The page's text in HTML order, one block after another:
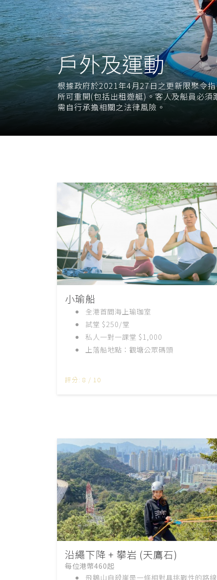
戶外及運動
根據政府於2021年4月27日之更新限聚令
所可重開(包括出租遊艇)。客人及船員必須
需自行承擔相關之法律風險。
小瑜船
全港首間海上瑜珈室
試堂 $250/堂
私人一對一課堂 $1,000
上落船地點：觀塘公眾碼頭
評分: 8 / 10
沿繩下降 + 攀岩 (天鷹石)
每位港幣460起
飛鵝山自殺崖是一條相對具挑戰性的路線